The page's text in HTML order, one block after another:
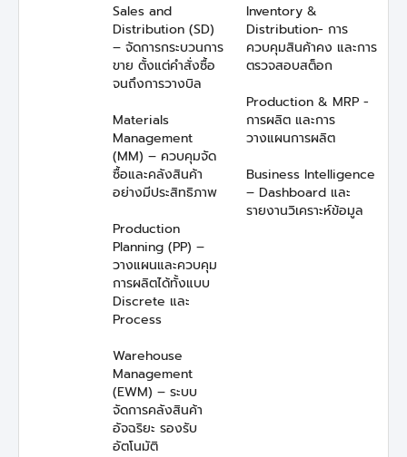
Sales and
Distribution (SD)
– จัดการกระบวนการ
ขาย ตั้งแต่คำสั่งซื้อ
จนถึงการวางบิล
Materials
Management
(MM) – ควบคุมจัด
ซื้อและคลังสินค้า
อย่างมีประสิทธิภาพ
Production
Planning (PP) –
วางแผนและควบคุม
การผลิตได้ทั้งแบบ
Discrete และ
Process
Warehouse
Management
(EWM) – ระบบ
จัดการคลังสินค้า
อัจฉริยะ รองรับ
อัตโนมัติ
Inventory &
Distribution- การ
ควบคุมสินค้าคง และการ
ตรวจสอบสต็อก
Production & MRP -
การผลิต และการ
วางแผนการผลิต
Business Intelligence
– Dashboard และ
รายงานวิเคราะห์ข้อมูล